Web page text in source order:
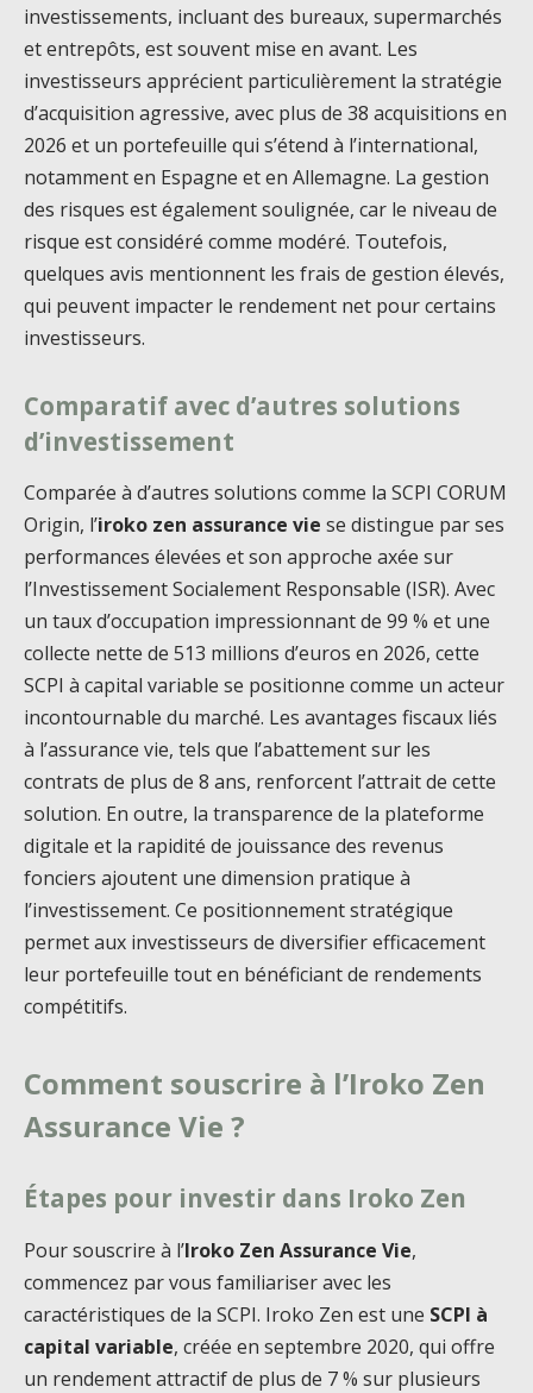
investissements, incluant des bureaux, supermarchés
et entrepôts, est souvent mise en avant. Les
investisseurs apprécient particulièrement la stratégie
d’acquisition agressive, avec plus de 38 acquisitions en
2026 et un portefeuille qui s’étend à l’international,
notamment en Espagne et en Allemagne. La gestion
des risques est également soulignée, car le niveau de
risque est considéré comme modéré. Toutefois,
quelques avis mentionnent les frais de gestion élevés,
qui peuvent impacter le rendement net pour certains
investisseurs.
Comparatif avec d’autres solutions
d’investissement
Comparée à d’autres solutions comme la SCPI CORUM
Origin, l’iroko zen assurance vie se distingue par ses
performances élevées et son approche axée sur
l’Investissement Socialement Responsable (ISR). Avec
un taux d’occupation impressionnant de 99 % et une
collecte nette de 513 millions d’euros en 2026, cette
SCPI à capital variable se positionne comme un acteur
incontournable du marché. Les avantages fiscaux liés
à l’assurance vie, tels que l’abattement sur les
contrats de plus de 8 ans, renforcent l’attrait de cette
solution. En outre, la transparence de la plateforme
digitale et la rapidité de jouissance des revenus
fonciers ajoutent une dimension pratique à
l’investissement. Ce positionnement stratégique
permet aux investisseurs de diversifier efficacement
leur portefeuille tout en bénéficiant de rendements
compétitifs.
Comment souscrire à l’Iroko Zen
Assurance Vie ?
Étapes pour investir dans Iroko Zen
Pour souscrire à l’Iroko Zen Assurance Vie,
commencez par vous familiariser avec les
caractéristiques de la SCPI. Iroko Zen est une SCPI à
capital variable, créée en septembre 2020, qui offre
un rendement attractif de plus de 7 % sur plusieurs